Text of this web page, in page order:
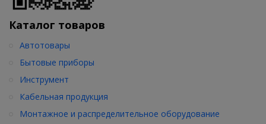
Каталог товаров
Автотовары
Бытовые приборы
Инструмент
Кабельная продукция
Монтажное и распределительное оборудование